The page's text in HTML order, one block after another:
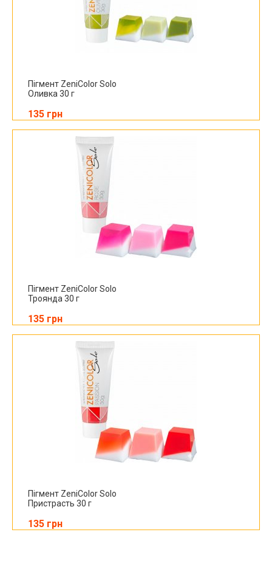
Пігмент ZeniColor Solo
Оливка 30 г
135 грн
Пігмент ZeniColor Solo
Троянда 30 г
135 грн
Пігмент ZeniColor Solo
Пристрасть 30 г
135 грн